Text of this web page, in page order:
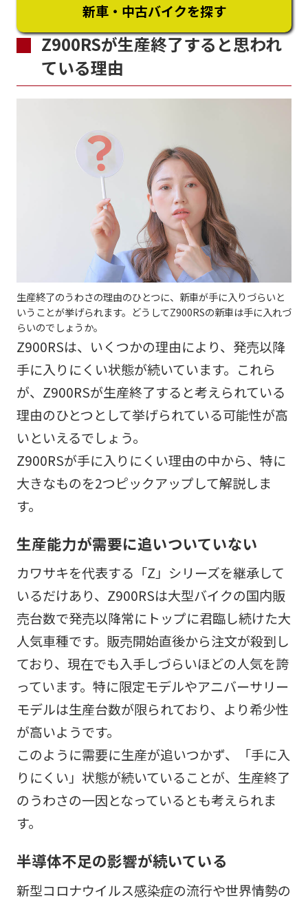
新車・中古バイクを探す
Z900RSが生産終了すると思われ
ている理由
生産終了のうわさの理由のひとつに、新車が手に入りづらいと
いうことが挙げられます。どうしてZ900RSの新車は手に入れづ
らいのでしょうか。
Z900RSは、いくつかの理由により、発売以降
手に入りにくい状態が続いています。これら
が、Z900RSが生産終了すると考えられている
理由のひとつとして挙げられている可能性が高
いといえるでしょう。
Z900RSが手に入りにくい理由の中から、特に
大きなものを2つピックアップして解説しま
す。
生産能力が需要に追いついていない
カワサキを代表する「Z」シリーズを継承して
いるだけあり、Z900RSは大型バイクの国内販
売台数で発売以降常にトップに君臨し続けた大
人気車種です。販売開始直後から注文が殺到し
ており、現在でも入手しづらいほどの人気を誇
っています。特に限定モデルやアニバーサリー
モデルは生産台数が限られており、より希少性
が高いようです。
このように需要に生産が追いつかず、「手に入
りにくい」状態が続いていることが、生産終了
のうわさの一因となっているとも考えられま
す。
半導体不足の影響が続いている
新型コロナウイルス感染症の流行や世界情勢の